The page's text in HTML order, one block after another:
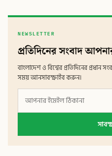
NEWSLETTER
প্রতিদিনের সংবাদ
বাংলাদেশ ও বিশ্বের প্রতিদিনের
সময় আনসাবস্ক্রাইব করুন।